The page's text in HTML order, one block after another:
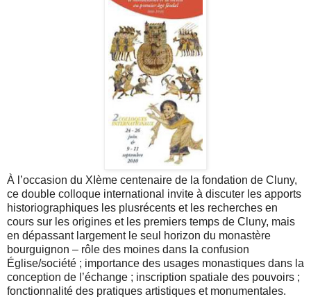
À l’occasion du XIème centenaire de la fondation de Cluny,
ce double colloque international invite à discuter les apports
historiographiques les plusrécents et les recherches en
cours sur les origines et les premiers temps de Cluny, mais
en dépassant largement le seul horizon du monastère
bourguignon – rôle des moines dans la confusion
Église/société ; importance des usages monastiques dans la
conception de l’échange ; inscription spatiale des pouvoirs ;
fonctionnalité des pratiques artistiques et monumentales.